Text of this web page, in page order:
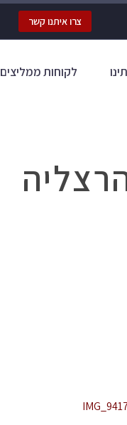
צרו איתנו קשר
לקוחות ממליצים